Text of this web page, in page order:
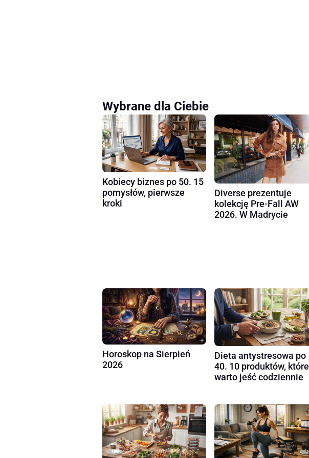
Wybrane dla Ciebie
Kobiecy biznes po 50. 15
pomysłów, pierwsze
kroki
Diverse prezentuje
kolekcję Pre-Fall AW
2026. W Madrycie
Horoskop na Sierpień
2026
Dieta antystresowa po
40. 10 produktów, które
warto jeść codziennie